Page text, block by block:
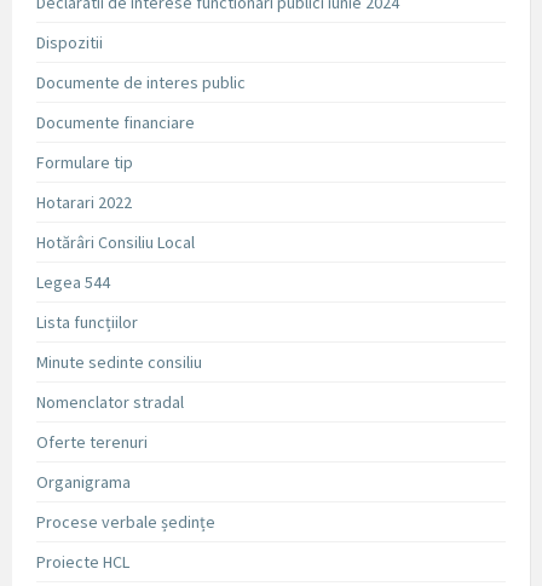
Dispozitii
Documente de interes public
Documente financiare
Formulare tip
Hotarari 2022
Hotărâri Consiliu Local
Legea 544
Lista funcțiilor
Minute sedinte consiliu
Nomenclator stradal
Oferte terenuri
Organigrama
Procese verbale ședințe
Proiecte HCL